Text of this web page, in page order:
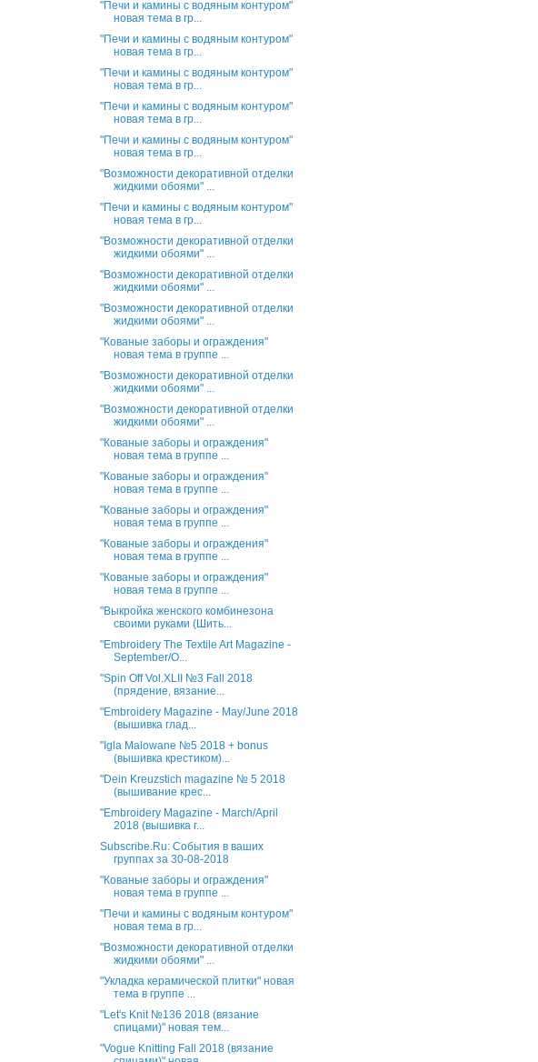
"Печи и камины с водяным контуром"
новая тема в гр...
"Печи и камины с водяным контуром"
новая тема в гр...
"Печи и камины с водяным контуром"
новая тема в гр...
"Печи и камины с водяным контуром"
новая тема в гр...
"Печи и камины с водяным контуром"
новая тема в гр...
"Возможности декоративной отделки
жидкими обоями" ...
"Печи и камины с водяным контуром"
новая тема в гр...
"Возможности декоративной отделки
жидкими обоями" ...
"Возможности декоративной отделки
жидкими обоями" ...
"Возможности декоративной отделки
жидкими обоями" ...
"Кованые заборы и ограждения"
новая тема в группе ...
"Возможности декоративной отделки
жидкими обоями" ...
"Возможности декоративной отделки
жидкими обоями" ...
"Кованые заборы и ограждения"
новая тема в группе ...
"Кованые заборы и ограждения"
новая тема в группе ...
"Кованые заборы и ограждения"
новая тема в группе ...
"Кованые заборы и ограждения"
новая тема в группе ...
"Кованые заборы и ограждения"
новая тема в группе ...
"Выкройка женского комбинезона
своими руками (Шить...
"Embroidery The Textile Art Magazine -
September/O...
"Spin Off Vol.XLII №3 Fall 2018
(прядение, вязание...
"Embroidery Magazine - May/June 2018
(вышивка глад...
"Igla Malowane №5 2018 + bonus
(вышивка крестиком)...
"Dein Kreuzstich magazine № 5 2018
(вышивание крес...
"Embroidery Magazine - March/April
2018 (вышивка г...
Subscribe.Ru: События в ваших
группах за 30-08-2018
"Кованые заборы и ограждения"
новая тема в группе ...
"Печи и камины с водяным контуром"
новая тема в гр...
"Возможности декоративной отделки
жидкими обоями" ...
"Укладка керамической плитки" новая
тема в группе ...
"Let's Knit №136 2018 (вязание
спицами)" новая тем...
"Vogue Knitting Fall 2018 (вязание